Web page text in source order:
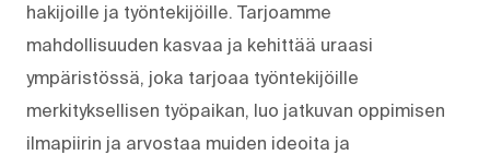
hakijoille ja työntekijöille. Tarjoamme
mahdollisuuden kasvaa ja kehittää uraasi
ympäristössä, joka tarjoaa työntekijöille
merkityksellisen työpaikan, luo jatkuvan oppimisen
ilmapiirin ja arvostaa muiden ideoita ja